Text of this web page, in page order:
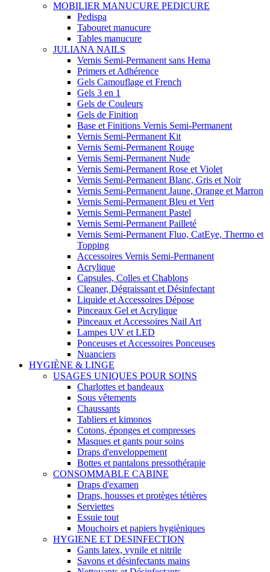
MOBILIER MANUCURE PEDICURE
Pedispa
Tabouret manucure
Tables manucure
JULIANA NAILS
Vernis Semi-Permanent sans Hema
Primers et Adhérence
Gels Camouflage et French
Gels 3 en 1
Gels de Couleurs
Gels de Finition
Base et Finitions Vernis Semi-Permanent
Vernis Semi-Permanent Kit
Vernis Semi-Permanent Rouge
Vernis Semi-Permanent Nude
Vernis Semi-Permanent Rose et Violet
Vernis Semi-Permanent Blanc, Gris et Noir
Vernis Semi-Permanent Jaune, Orange et Marron
Vernis Semi-Permanent Bleu et Vert
Vernis Semi-Permanent Pastel
Vernis Semi-Permanent Pailleté
Vernis Semi-Permanent Fluo, CatEye, Thermo et
Topping
Accessoires Vernis Semi-Permanent
Acrylique
Capsules, Colles et Chablons
Cleaner, Dégraissant et Désinfectant
Liquide et Accessoires Dépose
Pinceaux Gel et Acrylique
Pinceaux et Accessoires Nail Art
Lampes UV et LED
Ponceuses et Accessoires Ponceuses
Nuanciers
HYGIÈNE & LINGE
USAGES UNIQUES POUR SOINS
Charlottes et bandeaux
Sous vêtements
Chaussants
Tabliers et kimonos
Cotons, éponges et compresses
Masques et gants pour soins
Draps d'enveloppement
Bottes et pantalons pressothérapie
CONSOMMABLE CABINE
Draps d'examen
Draps, housses et protèges tétières
Serviettes
Essuie tout
Mouchoirs et papiers hygièniques
HYGIENE ET DESINFECTION
Gants latex, vynile et nitrile
Savons et désinfectants mains